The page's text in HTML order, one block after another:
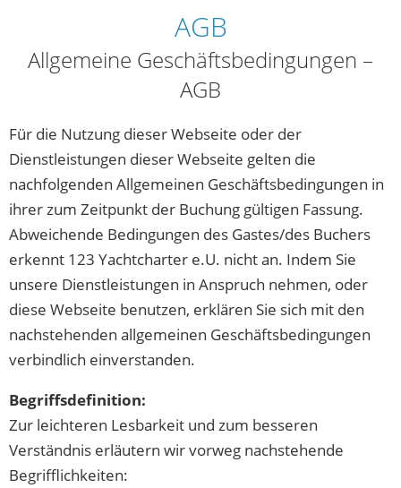
AGB
Allgemeine Geschäftsbedingungen –
AGB
Für die Nutzung dieser Webseite oder der
Dienstleistungen dieser Webseite gelten die
nachfolgenden Allgemeinen Geschäftsbedingungen in
ihrer zum Zeitpunkt der Buchung gültigen Fassung.
Abweichende Bedingungen des Gastes/des Buchers
erkennt 123 Yachtcharter e.U. nicht an. Indem Sie
unsere Dienstleistungen in Anspruch nehmen, oder
diese Webseite benutzen, erklären Sie sich mit den
nachstehenden allgemeinen Geschäftsbedingungen
verbindlich einverstanden.
Begriffsdefinition:
Zur leichteren Lesbarkeit und zum besseren
Verständnis erläutern wir vorweg nachstehende
Begrifflichkeiten: